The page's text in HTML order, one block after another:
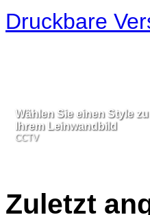
Druckbare
Wählen Sie einen Style zu
Ihrem Leinwandbild
CCTV
Zuletzt